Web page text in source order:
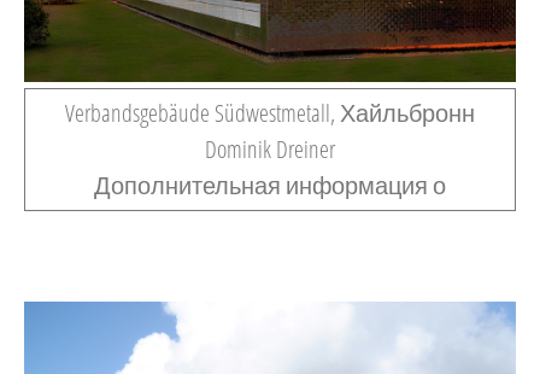
Verbandsgebäude Südwestmetall, Хайльбронн
Dominik Dreiner
Дополнительная информация о